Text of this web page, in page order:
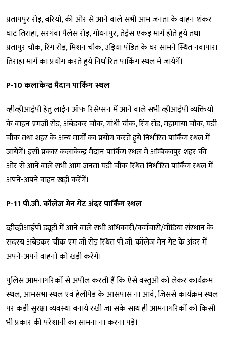
प्रतापपुर रोड़, बरियों, की ओर से आने वाले सभी आम जनता के वाहन शंकर
घाट तिराहा, सरगंवा पैलेस रोड़, गोधनपुर, तेईस एकड़ मार्ग होते हुये तथा
प्रतापुर चौक, रिंग रोड़, मिशन चौक, उड़िया पंडित के घर सामने स्थित नवापारा
तिराहा मार्ग का प्रयोग करते हुये निर्धारित पार्किंग स्थल में जायेगें।
P-10 कलाकेन्द्र मैदान पार्किंग स्थल
व्हीव्हीआईपी हेतु लाईन ऑफ रिसेप्सन में आने वाले सभी व्हीआईपी व्यक्तियों
के वाहन एमजी रोड़, अंबेडकर चौक, गांधी चौक, रिंग रोड, महामाया चौक, घडी
चौक तथा शहर के अन्य मार्गों का प्रयोग करते हुये निर्धारित पार्किंग स्थल में
जायेगें। इसी प्रकार कलाकेन्द्र मैदान पार्किंग स्थल में अम्बिकापुर शहर की
ओर से आने वाले सभी आम जनता घड़ी चौक स्थित निर्धारित पार्किंग स्थल में
अपने-अपने वाहन खड़ी करेंगें।
P-11 पी.जी. कॉलेज मेन गेंट अंदर पार्किंग स्थल
व्हीव्हीआईपी ड्यूटी में आने वाले सभी अधिकारी/कर्मचारी/मीडिया संस्थान के
सदस्य अंबेडकर चौक एम जी रोड़ स्थित पी.जी. कॉलेज मेन गेट के अंदर में
अपने-अपने वाहनों को खड़ी करेंगें।
पुलिस आमनागरिकों से अपील करती हैं कि ऐसे वस्तुओ कों लेकर कार्यक्रम
स्थल, आमसभा स्थल एवं हेलीपेड के आसपास ना आवे, जिससे कार्यक्रम स्थल
पर कड़ी सुरक्षा व्यवस्था बनाये रखी जा सके साथ ही आमनागरिकों कों किसी
भी प्रकार की परेशानी का सामना ना करना पड़े।